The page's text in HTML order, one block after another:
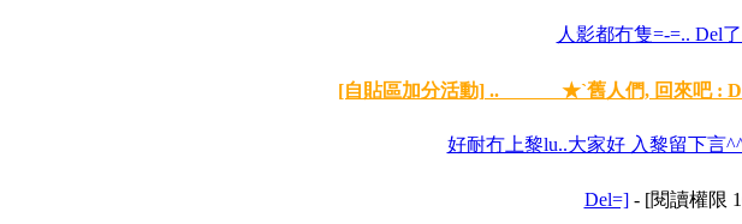
人影都冇隻=-=.. Del
[自貼區加分活動] .. ★`舊人們, 回來吧 :
好耐冇上黎lu..大家好 入黎留下言
Del=]- [閱讀權限